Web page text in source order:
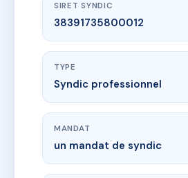
SIRET SYNDIC
38391735800012
TYPE
Syndic professionnel
MANDAT
un mandat de syndic